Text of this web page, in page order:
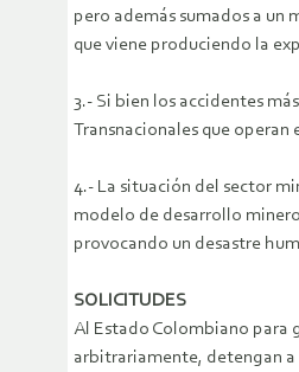
pero además sumados a un
que viene produciendo la
3.- Si bien los accidentes
Transnacionales que
4.- La situación del sector
modelo de desarrollo
provocando un desastre
SOLICITUDES
Al Estado Colombiano para
arbitrariamente, detengan a